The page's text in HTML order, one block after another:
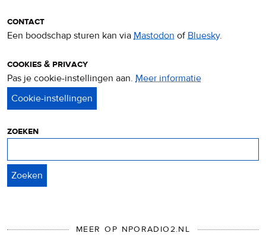
contact
Een boodschap sturen kan via Mastodon ofBluesky.
cookies & privacy
Pas je cookie-instellingen aan. Meer informatie
zoeken
MEER OP NPORADIO2.NL